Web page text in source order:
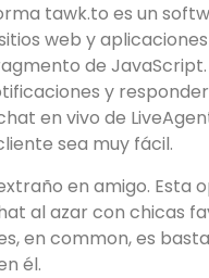
tawk.to es un
web y
de
y
en vivo de
sea muy fácil.
en amigo. Esta
al azar con chicas
en common, es
él.